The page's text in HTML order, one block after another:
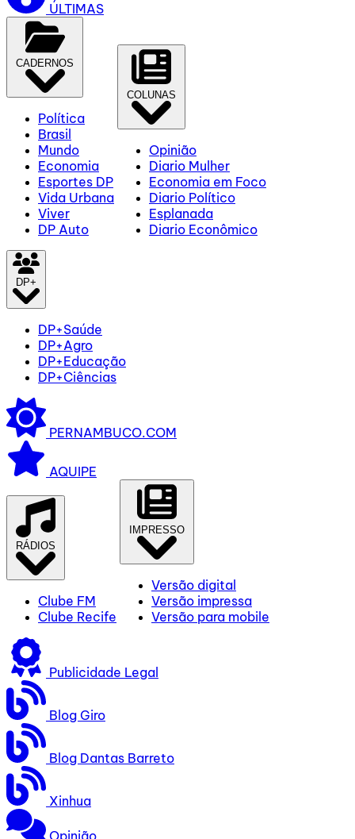
ÚLTIMAS
CADERNOS
Política
Brasil
Mundo
Economia
Esportes DP
Vida Urbana
Viver
DP Auto
COLUNAS
Opinião
Diario Mulher
Economia em Foco
Diario Político
Esplanada
Diario Econômico
DP+
DP+Saúde
DP+Agro
DP+Educação
DP+Ciências
PERNAMBUCO.COM
AQUIPE
RÁDIOS
Clube FM
Clube Recife
IMPRESSO
Versão digital
Versão impressa
Versão para mobile
Publicidade Legal
Blog Giro
Blog Dantas Barreto
Xinhua
Opinião